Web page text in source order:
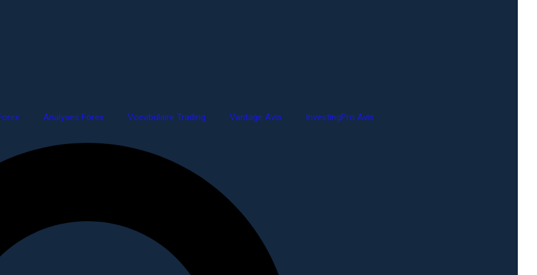
Analyses Forex Vocabulaire Trading Vantage Avis InvestingPro Avis